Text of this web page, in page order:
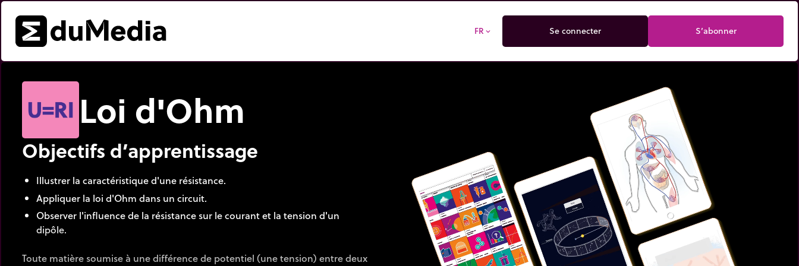
FR expand_more Se connecter S’abonner
Loi d'Ohm
Objectifs d’apprentissage
Illustrer la caractéristique d'une résistance.
Appliquer la loi d'Ohm dans un circuit.
Observer l'influence de la résistance sur le courant et la tension d'un
dipôle.
Toute matière soumise à une différence de potentiel (une tension) entre deux